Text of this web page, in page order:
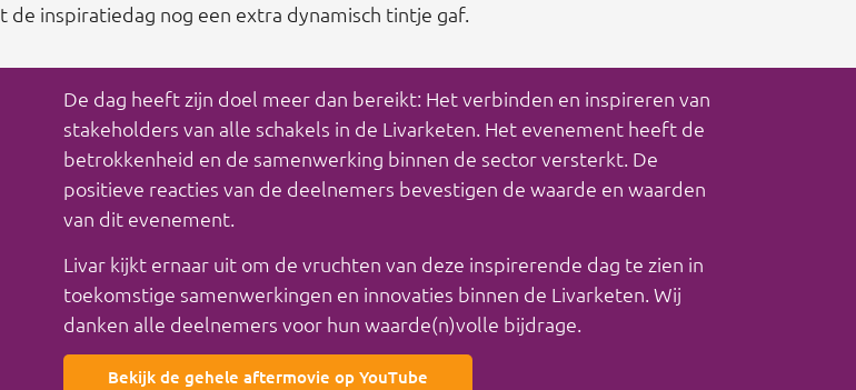
inspiratiedag nog een extra dynamisch tintje gaf.
De dag heeft zijn doel meer dan bereikt: Het verbinden en inspireren van
stakeholders van alle schakels in de Livarketen. Het evenement heeft de
betrokkenheid en de samenwerking binnen de sector versterkt. De
positieve reacties van de deelnemers bevestigen de waarde en waarden
van dit evenement.
Livar kijkt ernaar uit om de vruchten van deze inspirerende dag te zien in
toekomstige samenwerkingen en innovaties binnen de Livarketen. Wij
danken alle deelnemers voor hun waarde(n)volle bijdrage.
Bekijk de gehele aftermovie op YouTube